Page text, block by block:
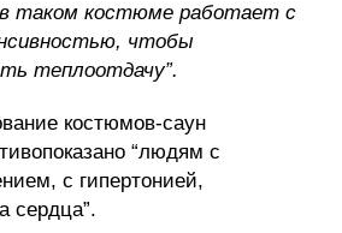
таком костюме работает с
чтобы
теплоотдачу”.
костюмов-саун
“людям с
с гипертонией,
сердца”.